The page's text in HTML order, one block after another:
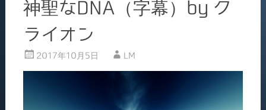
神聖なDNA（字幕）by ク
ライオン
2017年10月5日 LM